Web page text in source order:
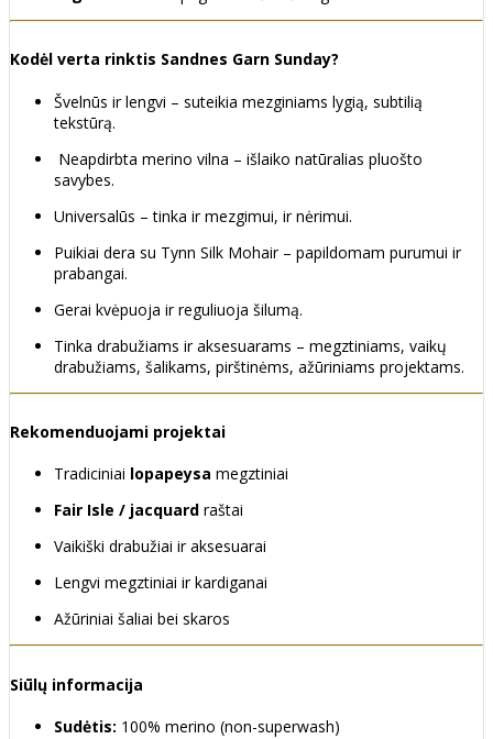
Kodėl verta rinktis Sandnes Garn Sunday?
Švelnūs ir lengvi – suteikia mezginiams lygią, subtilią
tekstūrą.
Neapdirbta merino vilna – išlaiko natūralias pluošto
savybes.
Universalūs – tinka ir mezgimui, ir nėrimui.
Puikiai dera su Tynn Silk Mohair – papildomam purumui ir
prabangai.
Gerai kvėpuoja ir reguliuoja šilumą.
Tinka drabužiams ir aksesuarams – megztiniams, vaikų
drabužiams, šalikams, pirštinėms, ažūriniams projektams.
Rekomenduojami projektai
Tradiciniai lopapeysa megztiniai
Fair Isle / jacquard raštai
Vaikiški drabužiai ir aksesuarai
Lengvi megztiniai ir kardiganai
Ažūriniai šaliai bei skaros
Siūlų informacija
Sudėtis: 100% merino (non-superwash)